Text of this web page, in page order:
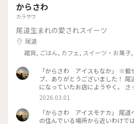
からさわ
カラサワ
尾道生まれの愛されスイーツ
尾道
雑貨, ごはん, カフェ, スイーツ・お菓子,
跡, ホテル・宿, おみやげ
「からさわ アイスもなか」 ※載せ直しです。いいね、クリッ
プ、ありがとうございました！ 尾道のからさわへ。 ずっと気
になっていたお店にようやく。 さっぱりとしたたまごアイス
をパリパリのもなかで挟んであり
2026.03.01
「からさわ アイスモナカ」 尾道
の住んでいる場所から近いわけで